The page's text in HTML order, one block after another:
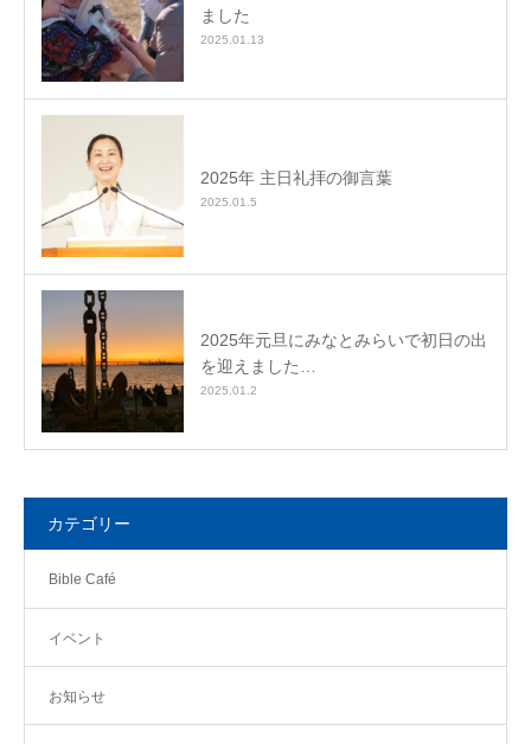
ました
2025.01.13
2025年 主日礼拝の御言葉
2025.01.5
2025年元旦にみなとみらいで初日の出
を迎えました…
2025.01.2
カテゴリー
Bible Café
イベント
お知らせ